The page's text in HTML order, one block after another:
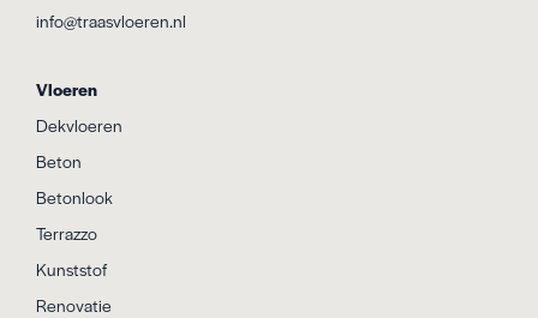
info@traasvloeren.nl
Vloeren
Dekvloeren
Beton
Betonlook
Terrazzo
Kunststof
Renovatie